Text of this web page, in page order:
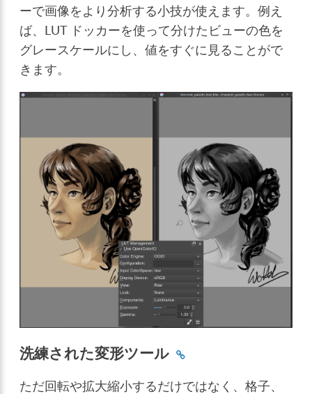
ーで画像をより分析する小技が使えます。例え
ば、LUT ドッカーを使って分けたビューの色を
グレースケールにし、値をすぐに見ることがで
きます。
洗練された変形ツール
ただ回転や拡大縮小するだけではなく、格子、